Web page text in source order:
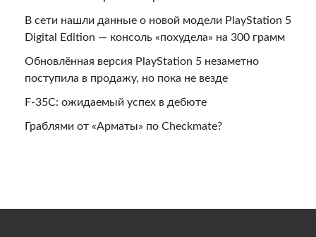
В сети нашли данные о новой модели PlayStation 5
Digital Edition — консоль «похудела» на 300 грамм
Обновлённая версия PlayStation 5 незаметно
поступила в продажу, но пока не везде
F-35C: ожидаемый успех в дебюте
Граблями от «Арматы» по Checkmate?